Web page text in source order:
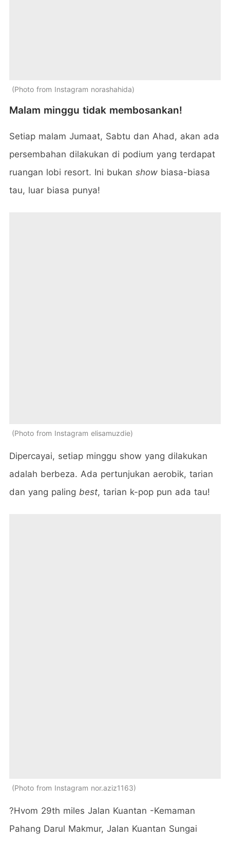
Photo from Instagram norashahida
Malam minggu tidak membosankan!
Setiap malam Jumaat, Sabtu dan Ahad, akan ada
persembahan dilakukan di podium yang terdapat
ruangan lobi resort. Ini bukan show biasa-biasa
tau, luar biasa punya!
Photo from Instagram elisamuzdie
Dipercayai, setiap minggu show yang dilakukan
adalah berbeza. Ada pertunjukan aerobik, tarian
dan yang paling best, tarian k-pop pun ada tau!
Photo from Instagram nor.aziz1163
?Hvom 29th miles Jalan Kuantan -Kemaman
Pahang Darul Makmur, Jalan Kuantan Sungai